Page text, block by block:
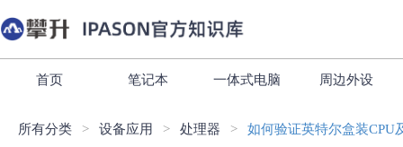
首页 笔记本 一体式电脑 周边外设
所有分类 设备应用 处理器